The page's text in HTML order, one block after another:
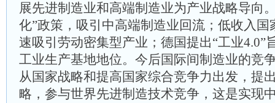
展先进制造业和高端制造业为产业战略导向
化”政策，吸引中高端制造业回流；低收入
速吸引劳动密集型产业；德国提出“工业4.0”
工业生产基地地位。今后国际间制造业的竞
从国家战略和提高国家综合竞争力出发，提
略，参与世界先进制造技术竞争，这是实现